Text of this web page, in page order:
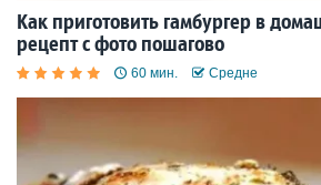
Как приготовить гамбургер в
рецепт с фото пошагово
60 мин. Средне